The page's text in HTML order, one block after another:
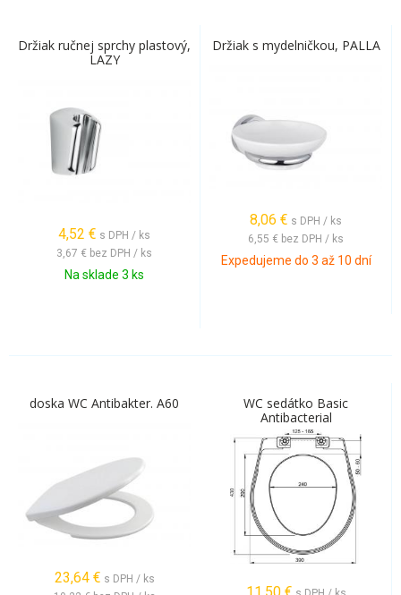
Držiak ručnej sprchy plastový,
LAZY
4,52 € s DPH / ks
3,67 € bez DPH / ks
Na sklade 3 ks
Držiak s mydelničkou, PALLA
8,06 € s DPH / ks
6,55 € bez DPH / ks
Expedujeme do 3 až 10 dní
doska WC Antibakter. A60
23,64 € s DPH / ks
WC sedátko Basic
Antibacterial